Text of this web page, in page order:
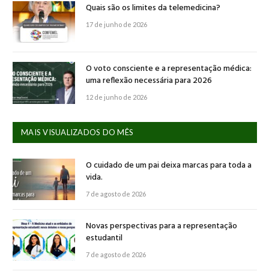
Quais são os limites da telemedicina?
17 de junho de 2026
O voto consciente e a representação médica:
uma reflexão necessária para 2026
12 de junho de 2026
MAIS VISUALIZADOS DO MÊS
O cuidado de um pai deixa marcas para toda a
vida.
7 de agosto de 2026
Novas perspectivas para a representação
estudantil
7 de agosto de 2026